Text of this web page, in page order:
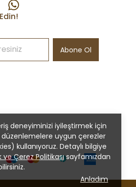
deneyiminizi iyileştirmek için
düzenlemelere uygun çerezler
kullanıyoruz. Detaylı bilgiye
ve Çerez Politikasısayfamızdan
Anladım
Abone Ol